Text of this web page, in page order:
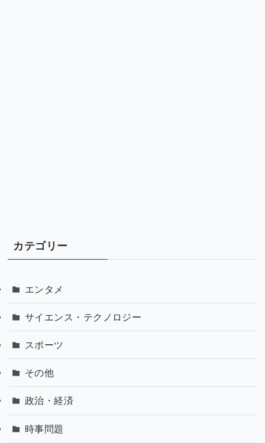
カテゴリー
エンタメ
サイエンス・テクノロジー
スポーツ
その他
政治・経済
時事問題